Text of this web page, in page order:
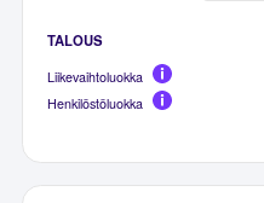
TALOUS
Liikevaihtoluokka
Henkilöstöluokka